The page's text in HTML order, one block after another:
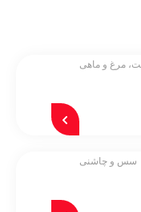
مرغ و ماهی
سس و چاشنی